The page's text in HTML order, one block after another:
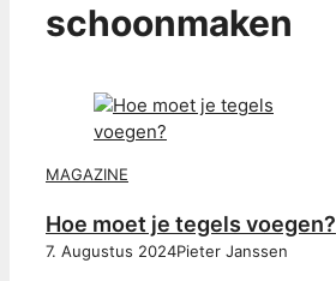
schoonmaken
MAGAZINE
Hoe moet je tegels voegen?
7. Augustus 2024Pieter Janssen